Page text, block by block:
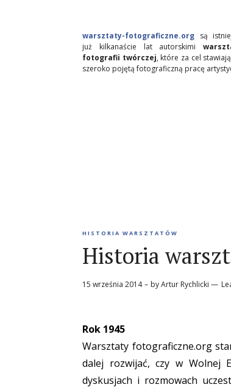
warsztaty-fotograficzne.org są
już kilkanaście lat autorskimi
fotografii twórczej, które za cel
szeroko pojętą fotograficzną pracę
HISTORIA WARSZTATÓW
Historia
15 września 2014 byArtur Rychlicki
Rok 1945
Warsztaty fotograficzne.org
dalej rozwijać, czy w Wolnej
dyskusjach i rozmowach